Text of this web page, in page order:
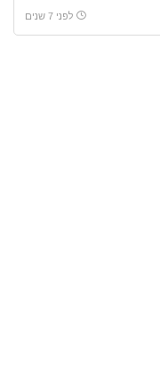
לפני 7 שנים